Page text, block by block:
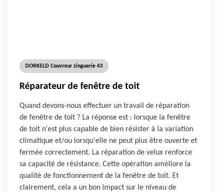
DORKELD Couvreur zinguerie 43
Réparateur de fenêtre de toit
Quand devons-nous effectuer un travail de réparation
de fenêtre de toit ? La réponse est : lorsque la fenêtre
de toit n'est plus capable de bien résister à la variation
climatique et/ou lorsqu'elle ne peut plus être ouverte et
fermée correctement. La réparation de velux renforce
sa capacité de résistance. Cette opération améliore la
qualité de fonctionnement de la fenêtre de toit. Et
clairement, cela a un bon impact sur le niveau de